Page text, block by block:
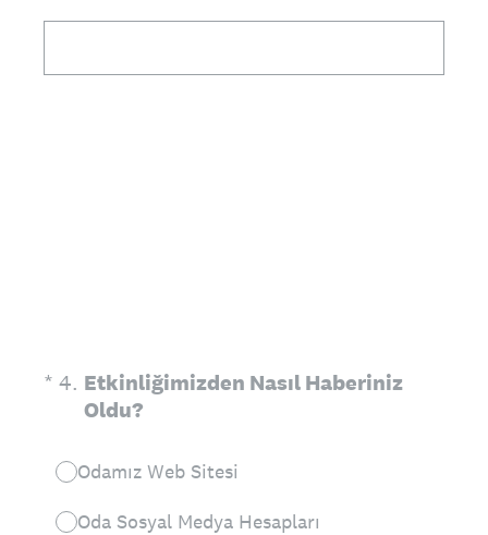
* 4. Etkinliğimizden Nasıl Haberiniz
Oldu?
(Zorunlu.)
Odamız Web Sitesi
Oda Sosyal Medya Hesapları